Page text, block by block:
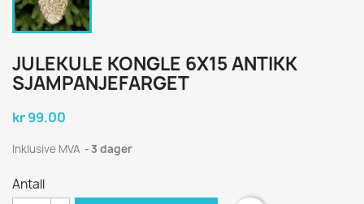
JULEKULE KONGLE 6X15 ANTIKK
SJAMPANJEFARGET
kr 99.00
Inklusive MVA 3 dager
Antall